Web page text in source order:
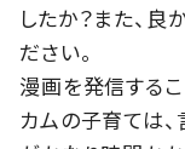
したか？また、良
ださい。
漫画を発信するこ
カムの子育ては